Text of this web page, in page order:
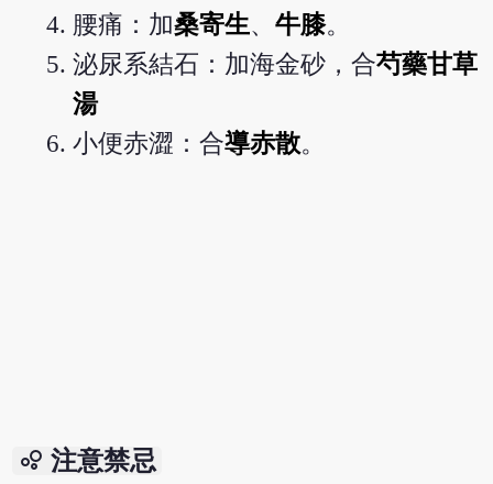
腰痛：加桑寄生、牛膝。
泌尿系結石：加海金砂，合芍藥甘草
湯
小便赤澀：合導赤散。
bubble_chart 注意禁忌